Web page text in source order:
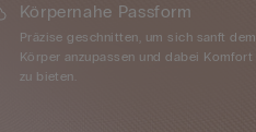
Körpernahe Passform
Präzise geschnitten, um sich sanft dem
Körper anzupassen und dabei Komfort
zu bieten.